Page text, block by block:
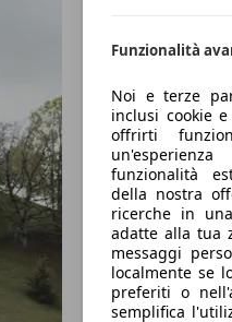
Funzionalità
Noi e terze
inclusi cookie
offrirti
funzionalità
della nostra
ricerche in
adatte alla tua
messaggi
localmente se
preferiti o
semplifica